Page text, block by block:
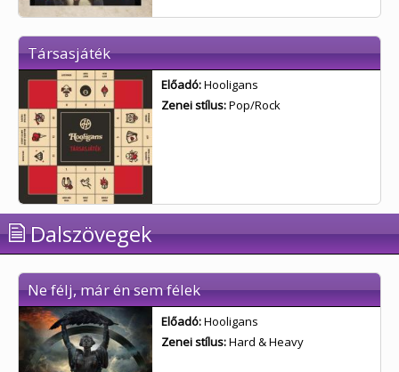
Társasjáték
Előadó:Hooligans
Zenei stílus:Pop/Rock
Dalszövegek
Ne félj, már én sem félek
Előadó:Hooligans
Zenei stílus:Hard & Heavy